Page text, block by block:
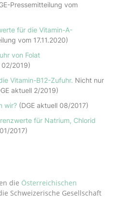
Pressemitteilung vom
für die Vitamin-A-
vom 17.11.2020)
von Folat
2019)
Vitamin-B12-Zufuhr. Nicht nur
aktuell 2/2019)
wir? (DGE aktuell 08/2017)
für Natrium, Chlorid
2017)
die Österreichischen
Schweizerische Gesellschaft